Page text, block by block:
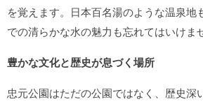
を覚えます。日本百名湯のような温泉地
での清らかな水の魅力も忘れてはいけま
豊かな文化と歴史が息づく場所
忠元公園はただの公園ではなく、歴史深